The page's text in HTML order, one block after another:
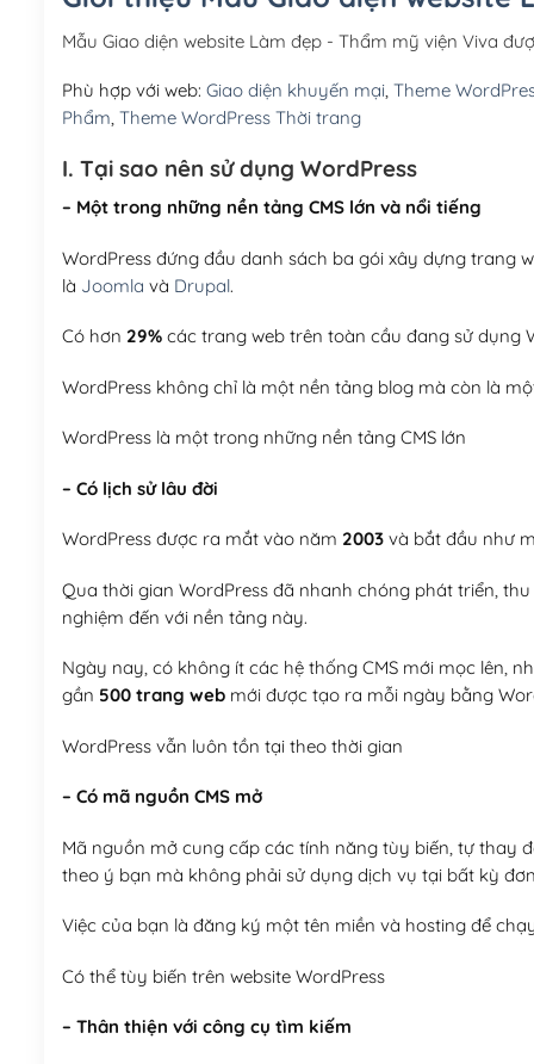
Mẫu Giao diện website Làm đẹp - Thẩm mỹ viện Viva
Phù hợp với web: Giao diện khuyến mại, Theme
Phẩm, Theme WordPress Thời trang
I. Tại sao nên sử dụng WordPress
– Một trong những nền tảng CMS lớn và nổi tiếng
WordPress đứng đầu danh sách ba gói xây dựng trang
là Joomla và Drupal.
Có hơn 29%các trang web trên toàn cầu đang sử dụng
WordPress không chỉ là một nền tảng blog mà còn là
WordPress là một trong những nền tảng CMS lớn
– Có lịch sử lâu đời
WordPress được ra mắt vào năm 2003và bắt đầu như
Qua thời gian WordPress đã nhanh chóng phát triển,
nghiệm đến với nền tảng này.
Ngày nay, có không ít các hệ thống CMS mới mọc lên,
gần 500 trang webmới được tạo ra mỗi ngày bằng
WordPress vẫn luôn tồn tại theo thời gian
– Có mã nguồn CMS mở
Mã nguồn mở cung cấp các tính năng tùy biến, tự thay
theo ý bạn mà không phải sử dụng dịch vụ tại bất kỳ
Việc của bạn là đăng ký một tên miền và hosting để
Có thể tùy biến trên website WordPress
– Thân thiện với công cụ tìm kiếm